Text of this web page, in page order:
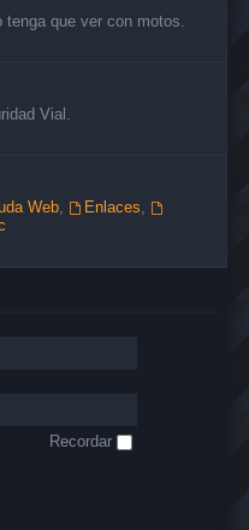
tenga que ver con motos.
Vial.
Web, Enlaces,
Recordar